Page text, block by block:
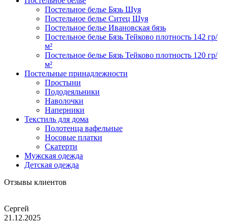
Постельное белье Бязь Шуя
Постельное белье Ситец Шуя
Постельное белье Ивановская бязь
Постельное белье Бязь Тейково плотность 142 гр/
м²
Постельное белье Бязь Тейково плотность 120 гр/
м²
Постельные принадлежности
Простыни
Пододеяльники
Наволочки
Наперники
Текстиль для дома
Полотенца вафельные
Носовые платки
Скатерти
Мужская одежда
Детская одежда
Отзывы клиентов
Сергей
21.12.2025